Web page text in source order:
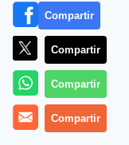
La miseria y la
Compartir
Compartir
Compartir
Compartir